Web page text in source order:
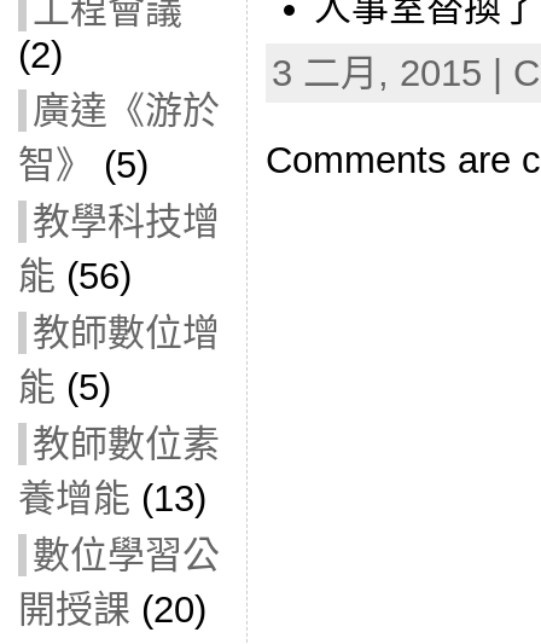
工程會議
(2)
廣達《游於
智》
(5)
教學科技增
能 (56)
教師數位增
能 (5)
教師數位素
養增能 (13)
數位學習公
開授課 (20)
3 二月, 2015 |
Comments are